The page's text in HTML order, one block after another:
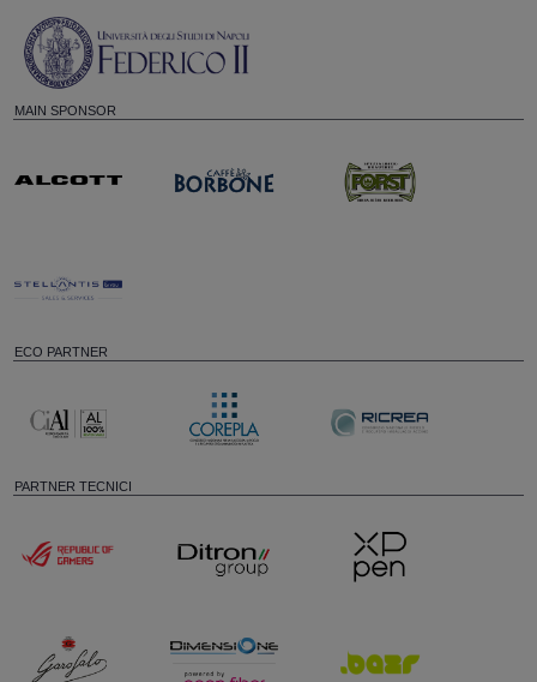
MAIN SPONSOR
ECO PARTNER
PARTNER TECNICI